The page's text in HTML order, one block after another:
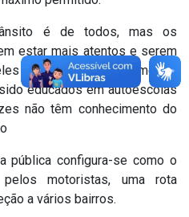
é de todos, mas os
estar mais atentos e serem
são os que mais cometem
educados em autoescolas
não têm conhecimento do
pública configura-se como o
motoristas, uma rota
a vários bairros.